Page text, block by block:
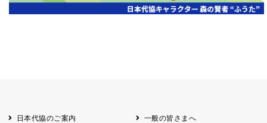
日本代協のご案内 一般の皆さまへ